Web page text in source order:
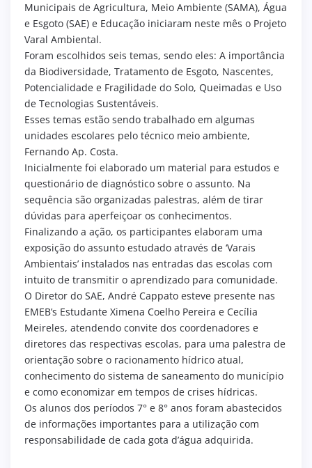
Municipais de Agricultura, Meio Ambiente (SAMA), Água
e Esgoto (SAE) e Educação iniciaram neste mês o Projeto
Varal Ambiental.
Foram escolhidos seis temas, sendo eles: A importância
da Biodiversidade, Tratamento de Esgoto, Nascentes,
Potencialidade e Fragilidade do Solo, Queimadas e Uso
de Tecnologias Sustentáveis.
Esses temas estão sendo trabalhado em algumas
unidades escolares pelo técnico meio ambiente,
Fernando Ap. Costa.
Inicialmente foi elaborado um material para estudos e
questionário de diagnóstico sobre o assunto. Na
sequência são organizadas palestras, além de tirar
dúvidas para aperfeiçoar os conhecimentos.
Finalizando a ação, os participantes elaboram uma
exposição do assunto estudado através de ‘Varais
Ambientais’ instalados nas entradas das escolas com
intuito de transmitir o aprendizado para comunidade.
O Diretor do SAE, André Cappato esteve presente nas
EMEB’s Estudante Ximena Coelho Pereira e Cecília
Meireles, atendendo convite dos coordenadores e
diretores das respectivas escolas, para uma palestra de
orientação sobre o racionamento hídrico atual,
conhecimento do sistema de saneamento do município
e como economizar em tempos de crises hídricas.
Os alunos dos períodos 7° e 8° anos foram abastecidos
de informações importantes para a utilização com
responsabilidade de cada gota d’água adquirida.